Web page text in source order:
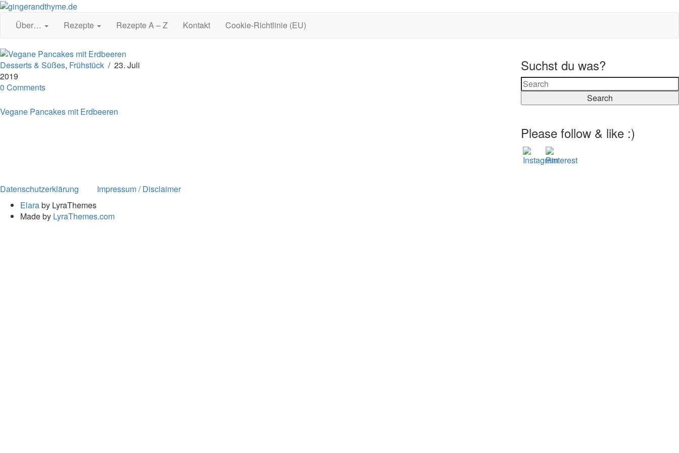
Über… Rezepte Rezepte A – Z Kontakt Cookie-Richtlinie (EU)
Desserts & Süßes, Frühstück / 23. Juli
2019
0 Comments
Vegane Pancakes mit Erdbeeren
Suchst du was?
Search
Please follow & like :)
Datenschutzerklärung
Impressum / Disclaimer
Elaraby LyraThemes
Made by LyraThemes.com